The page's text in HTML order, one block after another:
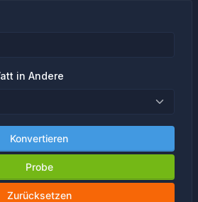
in Andere
Konvertieren
Probe
Zurücksetzen